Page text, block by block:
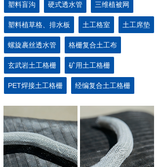
塑料盲沟 硬式透水管 三维植被网
塑料植草格、排水板 土工格室 土工席垫
螺旋裹丝透水管 格栅复合土工布
玄武岩土工格栅 矿用土工格栅
PET焊接土工格栅 经编复合土工格栅